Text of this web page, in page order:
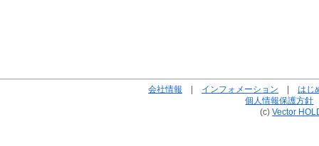
会社情報 インフォメーション
はじ
個人情報保護方針
(c) Vector